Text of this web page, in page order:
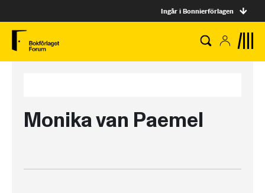
Ingår i Bonnierförlagen
Monika van Paemel